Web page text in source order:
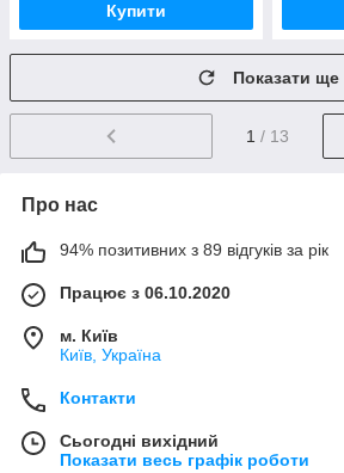
Купити
Показати ще
1 / 13
Про нас
94% позитивних з 89 відгуків за рік
Працює з 06.10.2020
м. Київ
Київ, Україна
Контакти
Сьогодні вихідний
Показати весь графік роботи